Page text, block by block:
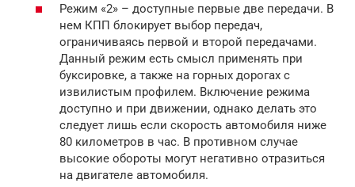
Режим «2» – доступные первые две передачи. В
нем КПП блокирует выбор передач,
ограничиваясь первой и второй передачами.
Данный режим есть смысл применять при
буксировке, а также на горных дорогах с
извилистым профилем. Включение режима
доступно и при движении, однако делать это
следует лишь если скорость автомобиля ниже
80 километров в час. В противном случае
высокие обороты могут негативно отразиться
на двигателе автомобиля.